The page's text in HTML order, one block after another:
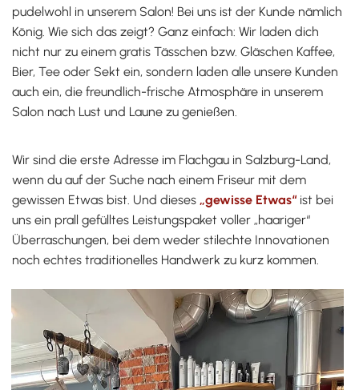
pudelwohl in unserem Salon! Bei uns ist der Kunde nämlich
König. Wie sich das zeigt? Ganz einfach: Wir laden dich
nicht nur zu einem gratis Tässchen bzw. Gläschen Kaffee,
Bier, Tee oder Sekt ein, sondern laden alle unsere Kunden
auch ein, die freundlich-frische Atmosphäre in unserem
Salon nach Lust und Laune zu genießen.
Wir sind die erste Adresse im Flachgau in Salzburg-Land,
wenn du auf der Suche nach einem Friseur mit dem
gewissen Etwas bist. Und dieses „gewisse Etwas“ ist bei
uns ein prall gefülltes Leistungspaket voller „haariger“
Überraschungen, bei dem weder stilechte Innovationen
noch echtes traditionelles Handwerk zu kurz kommen.